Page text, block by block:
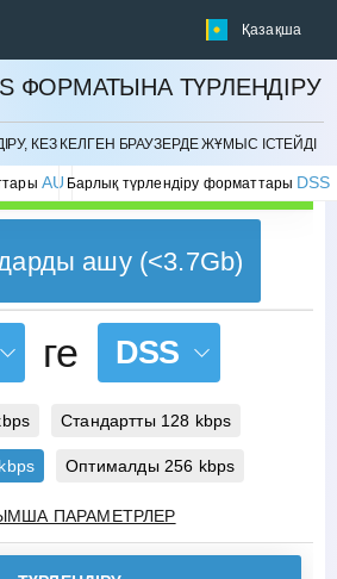
Қазақша
ФОРМАТЫНА ТҮРЛЕНДІРУ
КЕЗ КЕЛГЕН БРАУЗЕРДЕ ЖҰМЫС ІСТЕЙДІ
AU Барлық түрлендіру форматтары DSS
БОЛДЫРМАУ
ашу (<3.7Gb)
ге DSS
Стандартты 128 kbps
Оптималды 256 kbps
ПАРАМЕТРЛЕР